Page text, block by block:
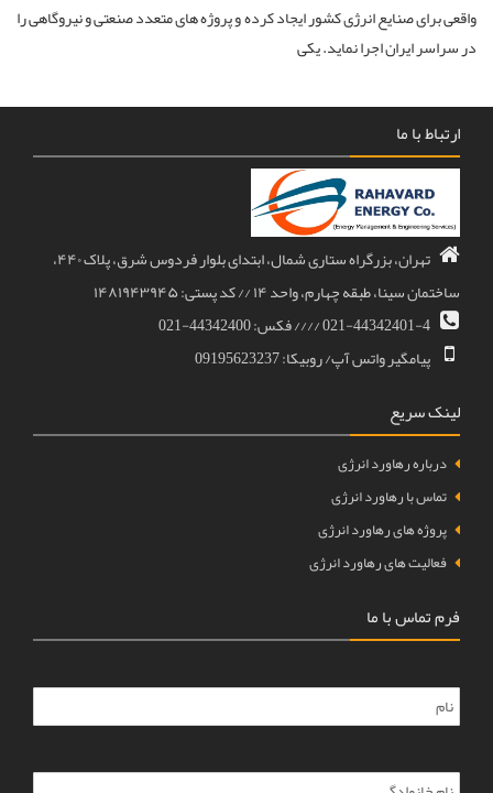
واقعی برای صنایع انرژی کشور ایجاد کرده و پروژه های متعدد صنعتی و نیروگاهی را
در سراسر ایران اجرا نماید. یکی
ارتباط با ما
تهران، بزرگراه ستاری شمال، ابتدای بلوار فردوس شرق، پلاک ۴۴۰،
ساختمان سینا، طبقه چهارم، واحد ۱۴ // کد پستی: ۱۴۸۱۹۴۳۹۴۵
021-44342401-4 //// فکس: 44342400-021
پیامگیر واتس آپ/ روبیکا: 09195623237
لینک سریع
درباره رهاورد انرژی
تماس با رهاورد انرژی
پروژه های رهاورد انرژی
فعالیت های رهاورد انرژی
فرم تماس با ما